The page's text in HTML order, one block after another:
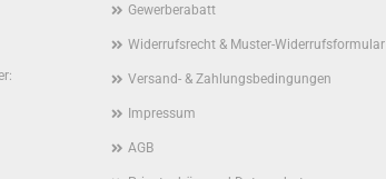
Gewerberabatt
Widerrufsrecht & Muster-Widerrufsformular
Versand- & Zahlungsbedingungen
Impressum
AGB